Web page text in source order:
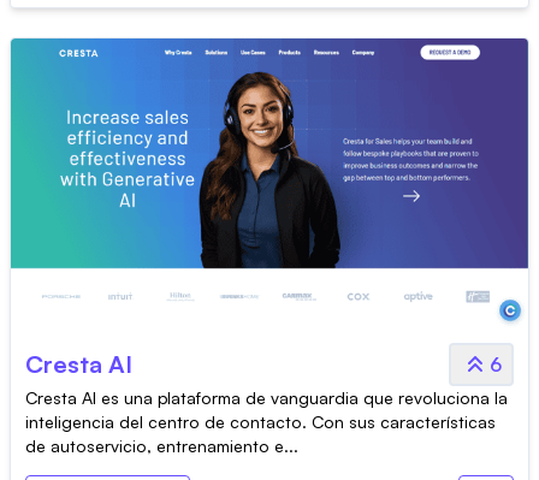
Cresta AI 6
Cresta AI es una plataforma de vanguardia que revoluciona la
inteligencia del centro de contacto. Con sus características
de autoservicio, entrenamiento e...